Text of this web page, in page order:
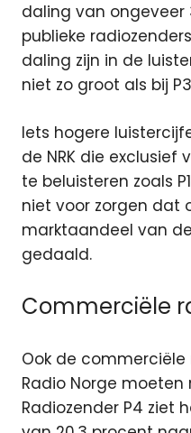
daling van ongeveer
publieke
daling zijn in de
niet zo groot als bij
Iets hogere
de NRK die exclusief
te beluisteren zoals
niet voor zorgen dat
marktaandeel van
gedaald.
Commerciële
Ook de commerciële
Radio Norge
Radiozender P4 ziet